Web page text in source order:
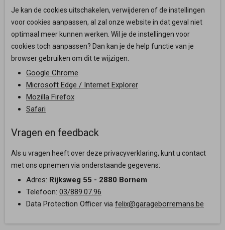
Je kan de cookies uitschakelen, verwijderen of de instellingen
voor cookies aanpassen, al zal onze website in dat geval niet
optimaal meer kunnen werken. Wil je de instellingen voor
cookies toch aanpassen? Dan kan je de help functie van je
browser gebruiken om dit te wijzigen.
Google Chrome
Microsoft Edge / Internet Explorer
Mozilla Firefox
Safari
Vragen en feedback
Als u vragen heeft over deze privacyverklaring, kunt u contact
met ons opnemen via onderstaande gegevens:
Adres: Rijksweg 55 - 2880 Bornem
Telefoon: 03/889.07.96
Data Protection Officer via felix@garageborremans.be